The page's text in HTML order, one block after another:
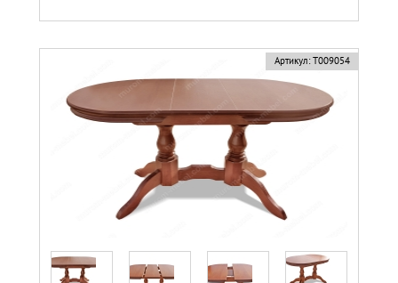
Артикул: Т009054